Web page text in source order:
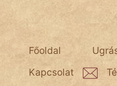
Főoldal
Kapcsolat